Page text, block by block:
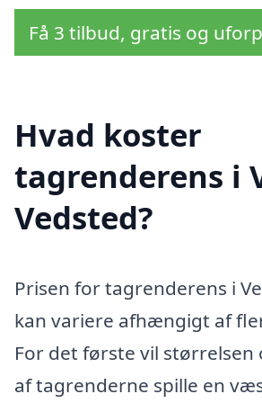
Få 3 tilbud, gratis og
Hvad koster
tagrenderens i
Vedsted?
Prisen for tagrenderens i
kan variere afhængigt af
For det første vil størrelsen
af tagrenderne spille en